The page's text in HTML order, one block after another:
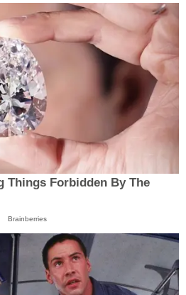
Things Forbidden By The
Brainberries